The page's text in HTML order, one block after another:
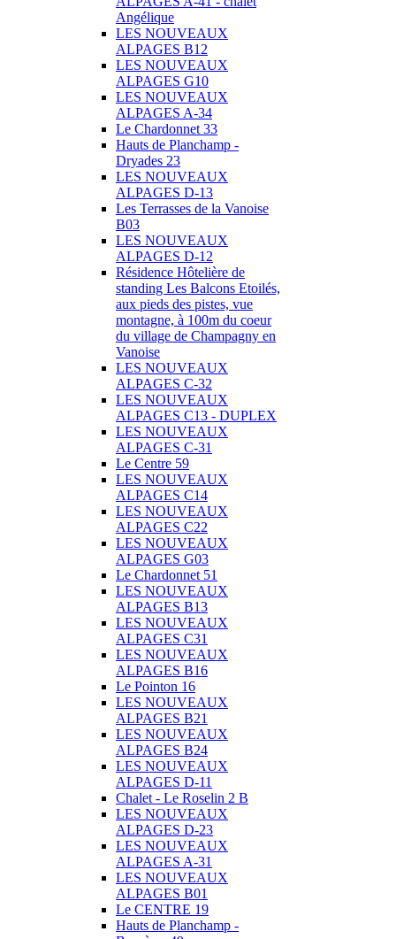
Angélique
LES NOUVEAUX
ALPAGES B12
LES NOUVEAUX
ALPAGES G10
LES NOUVEAUX
ALPAGES A-34
Le Chardonnet 33
Hauts de Planchamp -
Dryades 23
LES NOUVEAUX
ALPAGES D-13
Les Terrasses de la Vanoise
B03
LES NOUVEAUX
ALPAGES D-12
Résidence Hôtelière de
standing Les Balcons Etoilés,
aux pieds des pistes, vue
montagne, à 100m du coeur
du village de Champagny en
Vanoise
LES NOUVEAUX
ALPAGES C-32
LES NOUVEAUX
ALPAGES C13 - DUPLEX
LES NOUVEAUX
ALPAGES C-31
Le Centre 59
LES NOUVEAUX
ALPAGES C14
LES NOUVEAUX
ALPAGES C22
LES NOUVEAUX
ALPAGES G03
Le Chardonnet 51
LES NOUVEAUX
ALPAGES B13
LES NOUVEAUX
ALPAGES C31
LES NOUVEAUX
ALPAGES B16
Le Pointon 16
LES NOUVEAUX
ALPAGES B21
LES NOUVEAUX
ALPAGES B24
LES NOUVEAUX
ALPAGES D-11
Chalet - Le Roselin 2 B
LES NOUVEAUX
ALPAGES D-23
LES NOUVEAUX
ALPAGES A-31
LES NOUVEAUX
ALPAGES B01
Le CENTRE 19
Hauts de Planchamp -